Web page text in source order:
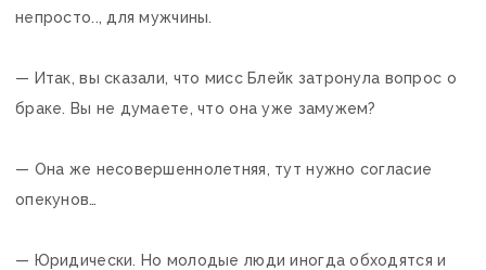
непросто.., для мужчины.
— Итак, вы сказали, что мисс Блейк затронула вопрос о
браке. Вы не думаете, что она уже замужем?
— Она же несовершеннолетняя, тут нужно согласие
опекунов…
— Юридически. Но молодые люди иногда обходятся и